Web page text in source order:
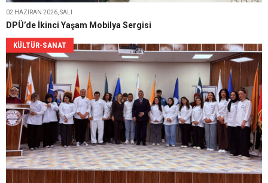
02 HAZIRAN 2026, SALI
DPÜ’de İkinci Yaşam Mobilya Sergisi
KÜLTÜR-SANAT